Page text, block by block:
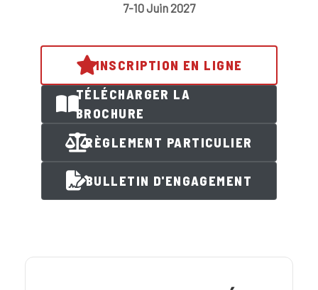
7-10 Juin 2027
INSCRIPTION EN LIGNE
TÉLÉCHARGER LA
BROCHURE
RÈGLEMENT PARTICULIER
BULLETIN D'ENGAGEMENT